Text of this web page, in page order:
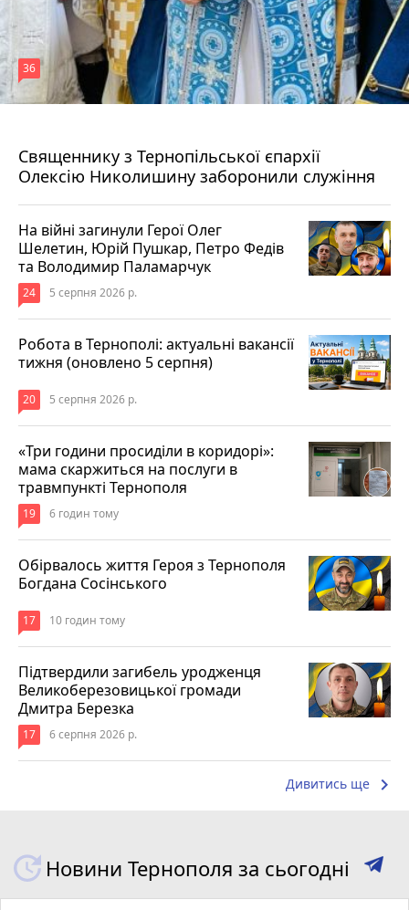
Священнику з Тернопільської єпархії
Олексію Николишину заборонили служіння
36
На війні загинули Герої Олег
Шелетин, Юрій Пушкар, Петро Федів
та Володимир Паламарчук
24 5 серпня 2026 р.
Робота в Тернополі: актуальні вакансії
тижня (оновлено 5 серпня)
20 5 серпня 2026 р.
«Три години просиділи в коридорі»:
мама скаржиться на послуги в
травмпункті Тернополя
19 6 годин тому
Обірвалось життя Героя з Тернополя
Богдана Сосінського
17 10 годин тому
Підтвердили загибель уродженця
Великоберезовицької громади
Дмитра Березка
17 6 серпня 2026 р.
Дивитись ще keyboard_arrow_right
Новини Тернополя за сьогодні